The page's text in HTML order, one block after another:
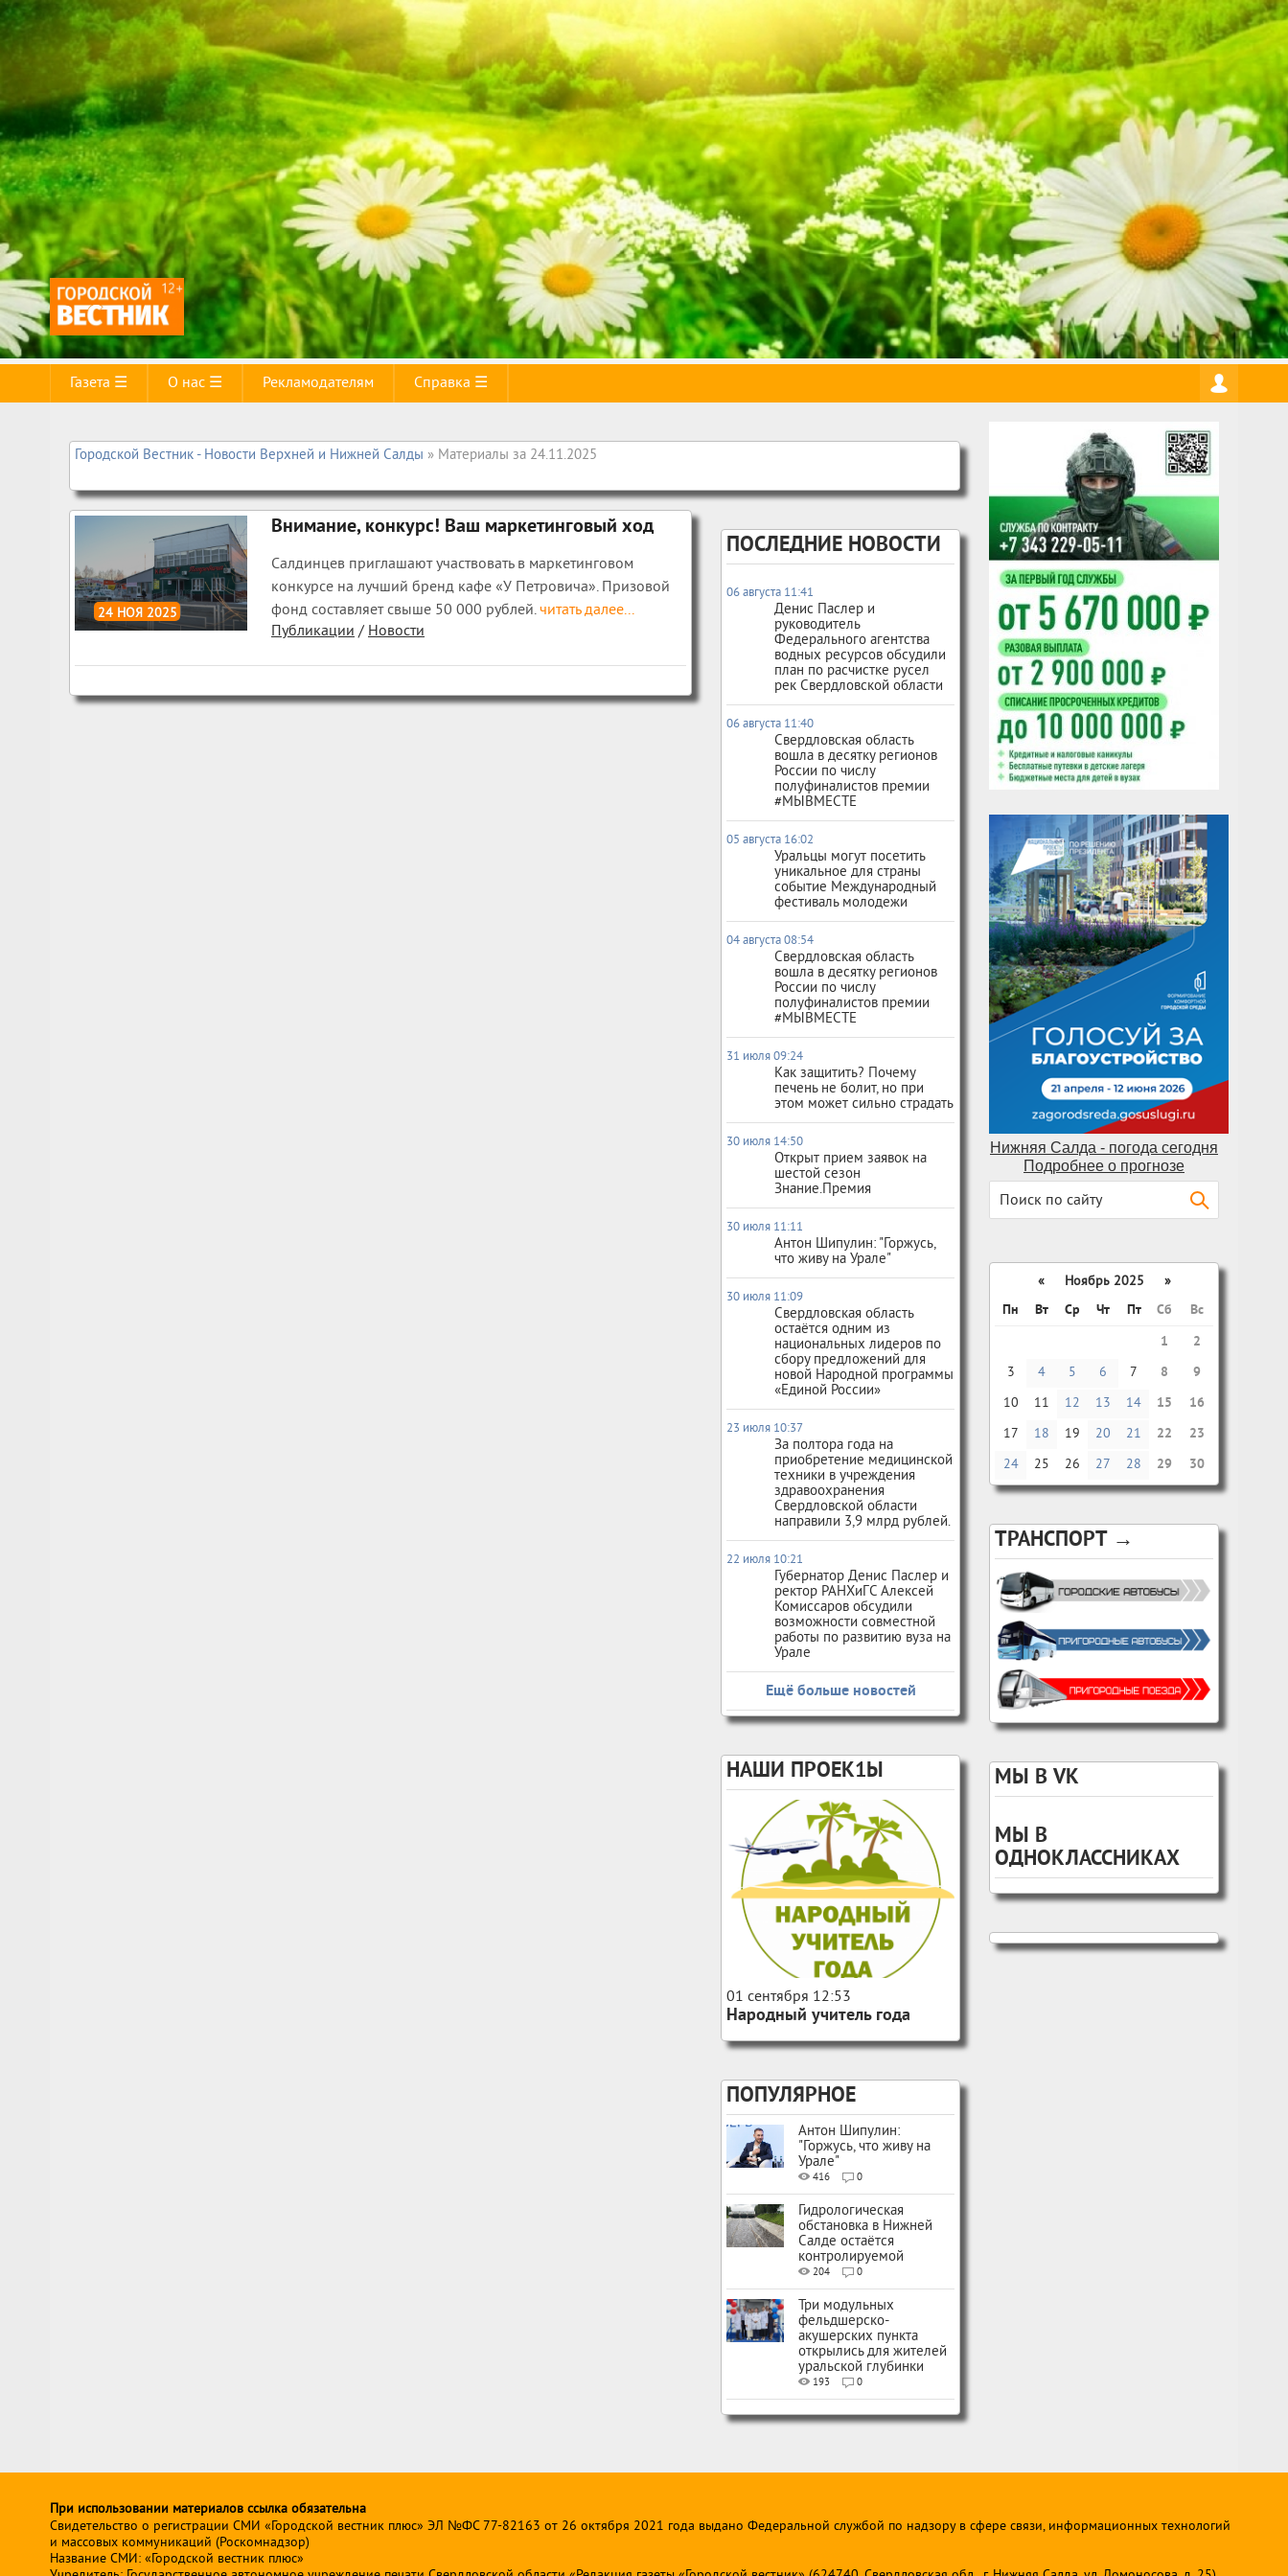
Газета ☰ О нас ☰ Рекламодателям Справка ☰
Городской Вестник - Новости Верхней и Нижней Салды » Материалы за 24.11.2025
24 НОЯ 2025
Внимание, конкурс! Ваш маркетинговый ход
Салдинцев приглашают участвовать в маркетинговом
конкурсе на лучший бренд кафе «У Петровича». Призовой
фонд составляет свыше 50 000 рублей.читать далее...
Публикации/ Новости
ПОСЛЕДНИЕ НОВОСТИ
06 августа 11:41
Денис Паслер и
руководитель
Федерального агентства
водных ресурсов обсудили
план по расчистке русел
рек Свердловской области
06 августа 11:40
Свердловская область
вошла в десятку регионов
России по числу
полуфиналистов премии
#МЫВМЕСТЕ
05 августа 16:02
Уральцы могут посетить
уникальное для страны
событие Международный
фестиваль молодежи
04 августа 08:54
Свердловская область
вошла в десятку регионов
России по числу
полуфиналистов премии
#МЫВМЕСТЕ
31 июля 09:24
Как защитить? Почему
печень не болит, но при
этом может сильно страдать
30 июля 14:50
Открыт прием заявок на
шестой сезон
Знание.Премия
30 июля 11:11
Антон Шипулин: "Горжусь,
что живу на Урале"
30 июля 11:09
Свердловская область
остаётся одним из
национальных лидеров по
сбору предложений для
новой Народной программы
«Единой России»
23 июля 10:37
За полтора года на
приобретение медицинской
техники в учреждения
здравоохранения
Свердловской области
направили 3,9 млрд рублей.
22 июля 10:21
Губернатор Денис Паслер и
ректор РАНХиГС Алексей
Комиссаров обсудили
возможности совместной
работы по развитию вуза на
Урале
Ещё больше новостей
НАШИ ПРОЕК1Ы
156 0
01 сентября 12:53
Народный учитель года
ПОПУЛЯРНОЕ
Антон Шипулин:
"Горжусь, что живу на
Урале"
416 0
Гидрологическая
обстановка в Нижней
Салде остаётся
контролируемой
204 0
Три модульных
фельдшерско-
акушерских пункта
открылись для жителей
уральской глубинки
193 0
Нижняя Салда - погода сегодня
Подробнее о прогнозе
« Ноябрь 2025
»
Пн
Вт Ср Чт Пт Сб
Вс
1
2
3
4 5 6 7 8
9
10
11 12 13 14 15
16
17
18 19 20 21 22
23
24
25 26 27 28 29 30
ТРАНСПОРТ →
МЫ В VK
МЫ В
ОДНОКЛАССНИКАХ
При использовании материалов ссылка обязательна
Свидетельство о регистрации СМИ «Городской вестник плюс» ЭЛ №ФС 77-82163 от 26 октября 2021 года выдано Федеральной службой по надзору в сфере связи, информационных технологий
и массовых коммуникаций (Роскомнадзор)
Название СМИ: «Городской вестник плюс»